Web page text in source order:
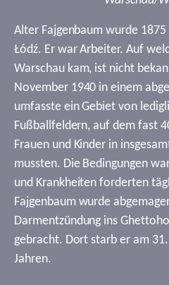
Alter Fajgenbaum wurde
Łódź. Er war Arbeiter. Auf
Warschau kam, ist nicht
November 1940 in einem
umfasste ein Gebiet von
Fußballfeldern, auf dem fast
Frauen und Kinder in
mussten. Die Bedingungen
und Krankheiten forderten
Fajgenbaum wurde
Darmentzündung ins
gebracht. Dort starb er am
Jahren.